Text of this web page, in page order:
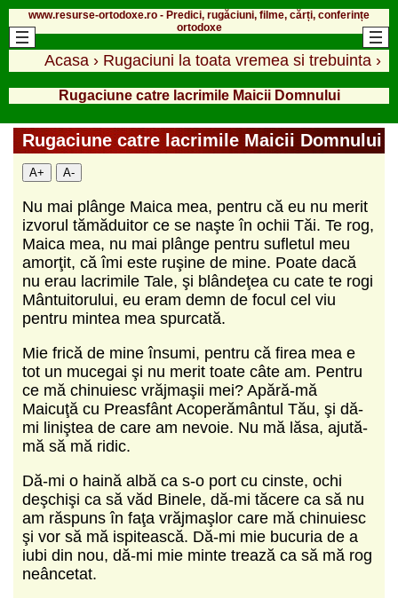
www.resurse-ortodoxe.ro - Predici, rugăciuni, filme, cărți, conferințe
ortodoxe
Acasa › Rugaciuni la toata vremea si trebuinta ›
Rugaciune catre lacrimile Maicii Domnului
Rugaciune catre lacrimile Maicii Domnului
A+ A-
Nu mai plânge Maica mea, pentru că eu nu merit
izvorul tămăduitor ce se naşte în ochii Tăi. Te rog,
Maica mea, nu mai plânge pentru sufletul meu
amorţit, că îmi este ruşine de mine. Poate dacă
nu erau lacrimile Tale, şi blândeţea cu cate te rogi
Mântuitorului, eu eram demn de focul cel viu
pentru mintea mea spurcată.
Mie frică de mine însumi, pentru că firea mea e
tot un mucegai şi nu merit toate câte am. Pentru
ce mă chinuiesc vrăjmaşii mei? Apără-mă
Maicuţă cu Preasfânt Acoperământul Tău, şi dă-
mi liniştea de care am nevoie. Nu mă lăsa, ajută-
mă să mă ridic.
Dă-mi o haină albă ca s-o port cu cinste, ochi
deşchişi ca să văd Binele, dă-mi tăcere ca să nu
am răspuns în faţa vrăjmaşlor care mă chinuiesc
şi vor să mă ispitească. Dă-mi mie bucuria de a
iubi din nou, dă-mi mie minte trează ca să mă rog
neâncetat.